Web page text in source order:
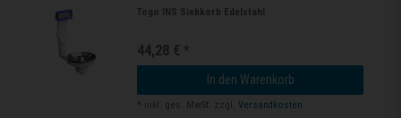
Togo INS Siebkorb Edelstahl
44,28 € *
In den Warenkorb
* inkl. ges. MwSt. zzgl.Versandkosten